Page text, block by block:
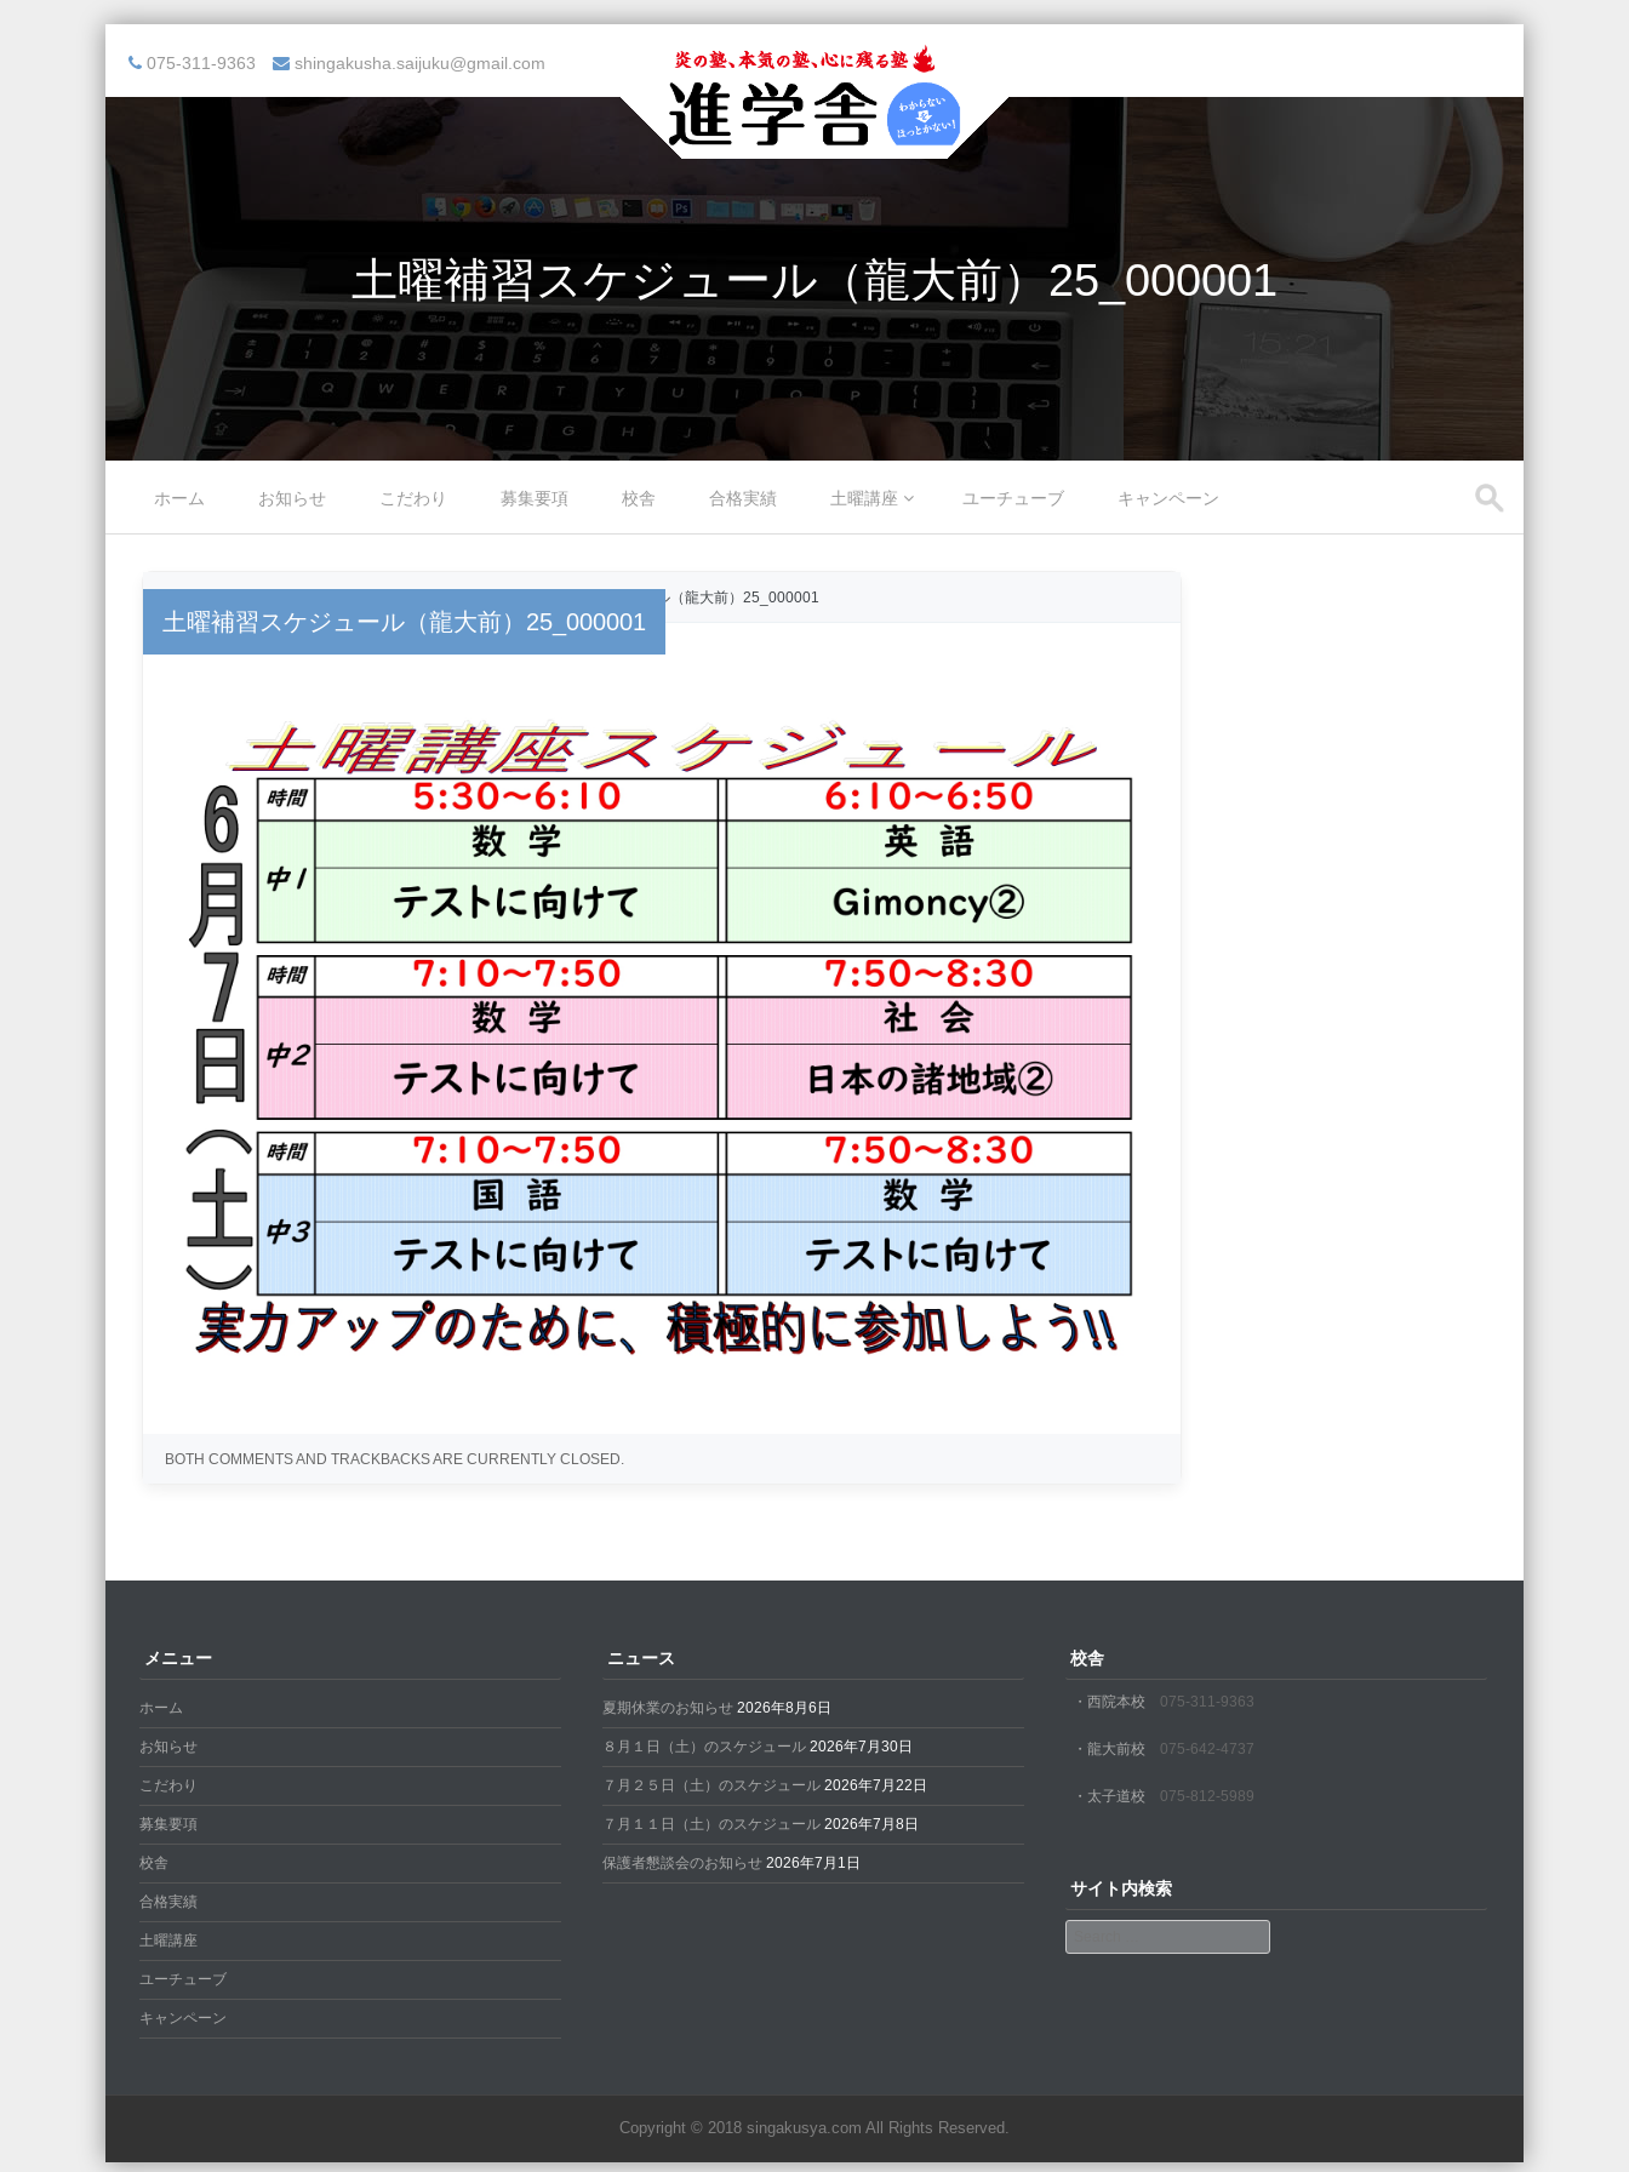
075-311-9363 shingakusha.saijuku@gmail.com
土曜補習スケジュール（龍大前）25_000001
Menu
ホーム
お知らせ こだわり 募集要項 校舎 合格実績 土曜講座 ユーチューブ キャンペーン
土曜補習スケジュール（龍大前）25_000001
土曜補習スケジュール（龍大前）25_000001
← Previous Next →
BOTH COMMENTS AND TRACKBACKS ARE CURRENTLY CLOSED.
メニュー
ホーム
お知らせ
こだわり
募集要項
校舎
合格実績
土曜講座
ユーチューブ
キャンペーン
ニュース
夏期休業のお知らせ 2026年8月6日
８月１日（土）のスケジュール 2026年7月30日
７月２５日（土）のスケジュール 2026年7月22日
７月１１日（土）のスケジュール 2026年7月8日
保護者懇談会のお知らせ 2026年7月1日
校舎
・西院本校 075-311-9363
・龍大前校 075-642-4737
・太子道校 075-812-5989
サイト内検索
Copyright © 2018 singakusya.com All Rights Reserved.